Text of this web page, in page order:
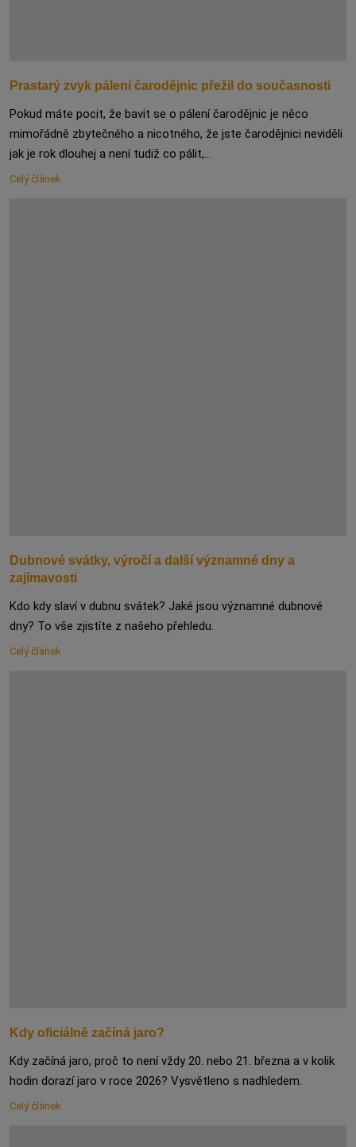
Prastarý zvyk pálení čarodějnic přežil do současnosti
Pokud máte pocit, že bavit se o pálení čarodějnic je něco
mimořádně zbytečného a nicotného, že jste čarodějnici neviděli
jak je rok dlouhej a není tudiž co pálit,...
Celý článek
Dubnové svátky, výročí a další významné dny a
zajímavosti
Kdo kdy slaví v dubnu svátek? Jaké jsou významné dubnové
dny? To vše zjistíte z našeho přehledu.
Celý článek
Kdy oficiálně začíná jaro?
Kdy začíná jaro, proč to není vždy 20. nebo 21. března a v kolik
hodin dorazí jaro v roce 2026? Vysvětleno s nadhledem.
Celý článek